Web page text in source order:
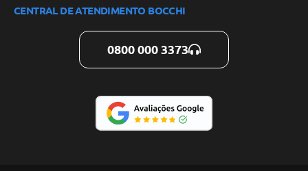
CENTRAL DE ATENDIMENTO BOCCHI
0800 000 3373